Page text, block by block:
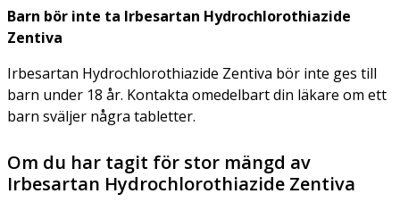
Barn bör inte ta Irbesartan Hydrochlorothiazide
Zentiva
Irbesartan Hydrochlorothiazide Zentiva bör inte ges till
barn under 18 år. Kontakta omedelbart din läkare om ett
barn sväljer några tabletter.
Om du har tagit för stor mängd av
Irbesartan Hydrochlorothiazide Zentiva